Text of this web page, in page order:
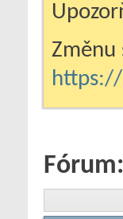
Změnu
https://
Fórum: